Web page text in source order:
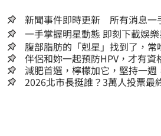
新聞事件即時更新 所有消息一
一手掌握明星動態 即刻
腹部脂肪的「剋星」找到了，
囊，瘦出小蠻腰
伴侶和妳一起預防HPV，才有資
減肥首選，檸檬加它，堅持一
人生
2026北市長挺誰？3萬人投票